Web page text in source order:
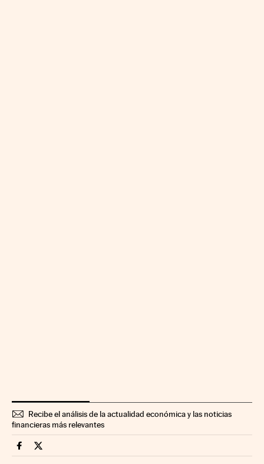
Recibe el análisis de la actualidad económica y las noticias
financieras más relevantes
Fortunas Cinco Días en Facebook
Fortunas Cinco Días en Twitter